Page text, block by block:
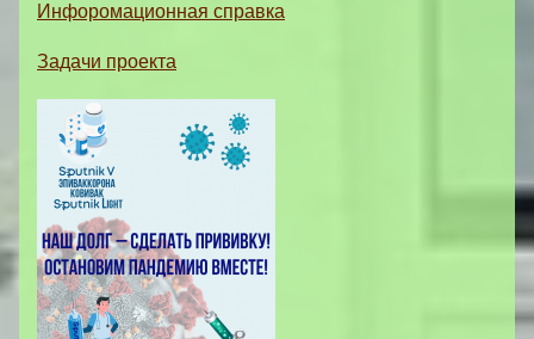
Инфоромационная справка
Задачи проекта